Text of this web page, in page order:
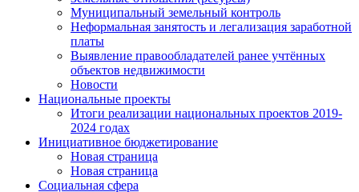
Муниципальный земельный контроль
Неформальная занятость и легализация заработной
платы
Выявление правообладателей ранее учтённых
объектов недвижимости
Новости
Национальные проекты
Итоги реализации национальных проектов 2019-
2024 годах
Инициативное бюджетирование
Новая страница
Новая страница
Социальная сфера